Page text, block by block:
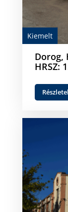
Kiemelt
Dorog,
HRSZ: